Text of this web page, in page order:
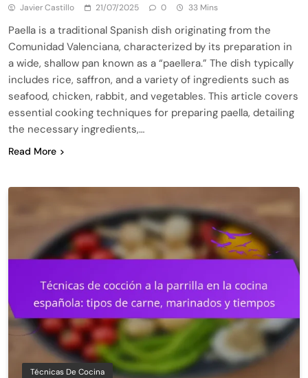
Javier Castillo 21/07/2025 0 33 Mins
Paella is a traditional Spanish dish originating from the
Comunidad Valenciana, characterized by its preparation in
a wide, shallow pan known as a “paellera.” The dish typically
includes rice, saffron, and a variety of ingredients such as
seafood, chicken, rabbit, and vegetables. This article covers
essential cooking techniques for preparing paella, detailing
the necessary ingredients,…
Read More
Técnicas De Cocina